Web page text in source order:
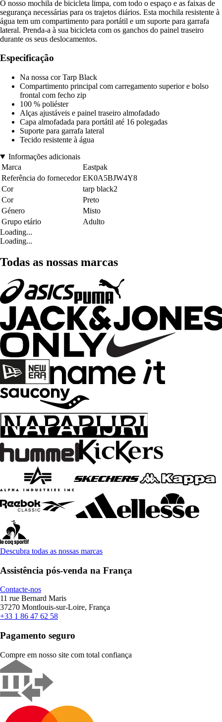
O nosso mochila de bicicleta limpa, com todo o espaço e as faixas de
segurança necessárias para os trajetos diários. Esta mochila resistente à
água tem um compartimento para portátil e um suporte para garrafa
lateral. Prenda-a à sua bicicleta com os ganchos do painel traseiro
durante os seus deslocamentos.
Especificação
Na nossa cor Tarp Black
Compartimento principal com carregamento superior e bolso
frontal com fecho zip
100 % poliéster
Alças ajustáveis e painel traseiro almofadado
Capa almofadada para portátil até 16 polegadas
Suporte para garrafa lateral
Tecido resistente à água
Informações adicionais
Marca
Eastpak
Referência do fornecedor EK0A5BJW4Y8
Cor
tarp black2
Cor
Preto
Género
Misto
Grupo etário
Adulto
Loading...
Loading...
Todas as nossas marcas
Descubra todas as nossas marcas
Assistência pós-venda na França
Contacte-nos
11 rue Bernard Maris
37270 Montlouis-sur-Loire, França
+33 1 86 47 62 58
Pagamento seguro
Compre em nosso site com total confiança